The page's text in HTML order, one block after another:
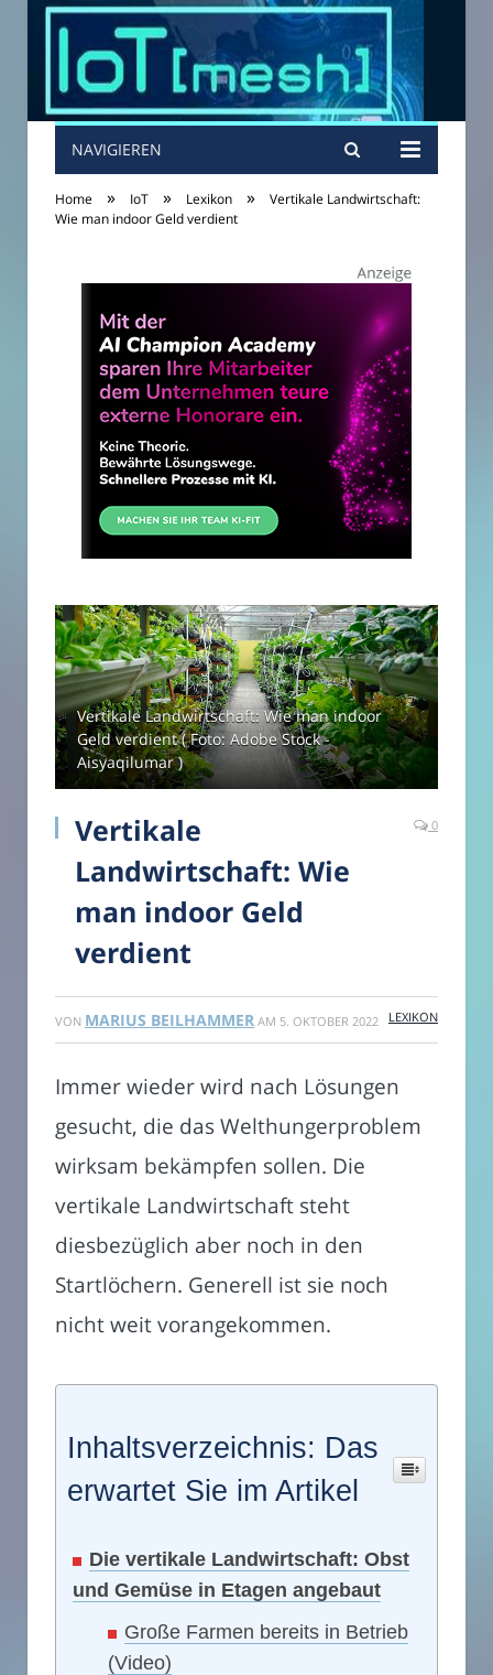
NAVIGIEREN
Home » IoT » Lexikon »
Vertikale Landwirtschaft:
Wie man indoor Geld verdient
Vertikale Landwirtschaft: Wie man indoor
Geld verdient ( Foto: Adobe Stock -
Aisyaqilumar )
Vertikale
Landwirtschaft: Wie
man indoor Geld
verdient
0
VON MARIUS BEILHAMMER AM 5. OKTOBER 2022 LEXIKON
Immer wieder wird nach Lösungen
gesucht, die das Welthungerproblem
wirksam bekämpfen sollen. Die
vertikale Landwirtschaft steht
diesbezüglich aber noch in den
Startlöchern. Generell ist sie noch
nicht weit vorangekommen.
Inhaltsverzeichnis: Das
erwartet Sie im Artikel
Die vertikale Landwirtschaft: Obst
und Gemüse in Etagen angebaut
Große Farmen bereits in Betrieb
(Video)